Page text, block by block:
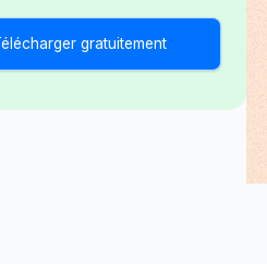
gratuitement